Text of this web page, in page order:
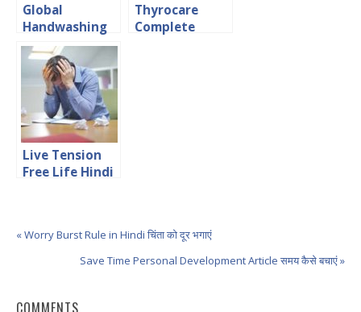
Global
Handwashing
Day
Thyrocare
Complete
Live Tension
Free Life Hindi
« Worry Burst Rule in Hindi चिंता को दूर भगाएं
Save Time Personal Development Article समय कैसे बचाएं »
COMMENTS